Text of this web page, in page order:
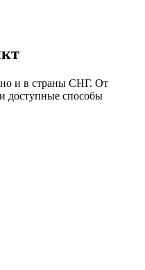
но и в страны СНГ. От
доступные способы